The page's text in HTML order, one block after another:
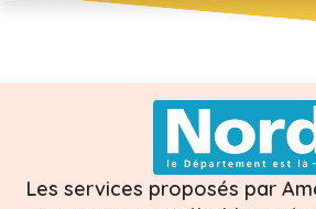
Les services proposés par